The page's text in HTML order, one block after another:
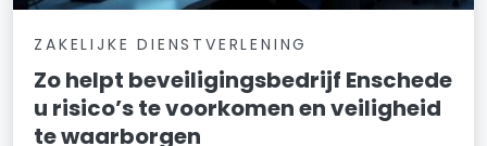
ZAKELIJKE DIENSTVERLENING
Zo helpt beveiligingsbedrijf Enschede
u risico’s te voorkomen en veiligheid
te waarborgen